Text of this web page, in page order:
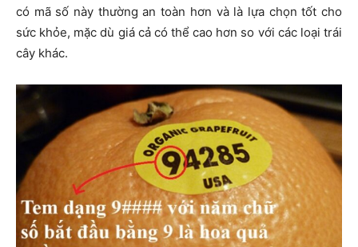
có mã số này thường an toàn hơn và là lựa chọn tốt cho
sức khỏe, mặc dù giá cả có thể cao hơn so với các loại trái
cây khác.